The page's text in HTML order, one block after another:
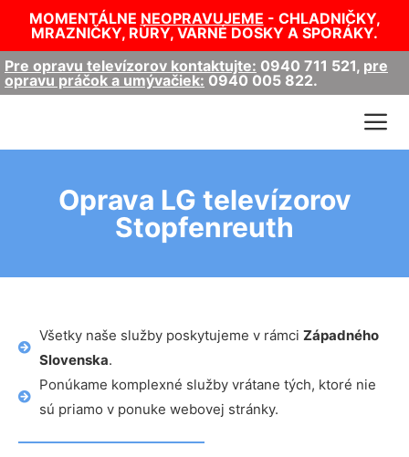
MOMENTÁLNE NEOPRAVUJEME - CHLADNIČKY,
MRAZNIČKY, RÚRY, VARNÉ DOSKY A SPORÁKY.
Pre opravu televízorov kontaktujte: 0940 711 521, pre
opravu práčok a umývačiek: 0940 005 822.
Oprava LG televízorov
Stopfenreuth
Všetky naše služby poskytujeme v rámci Západného
Slovenska.
Ponúkame komplexné služby vrátane tých, ktoré nie
sú priamo v ponuke webovej stránky.